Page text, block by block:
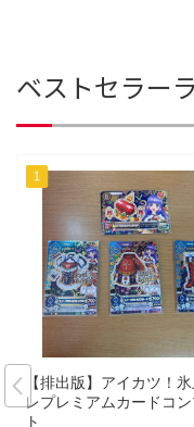
ベストセラー
【排出版】アイカツ！氷
レプレミアムカードコ
ト